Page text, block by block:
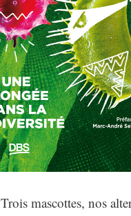
Trois mascottes, nos